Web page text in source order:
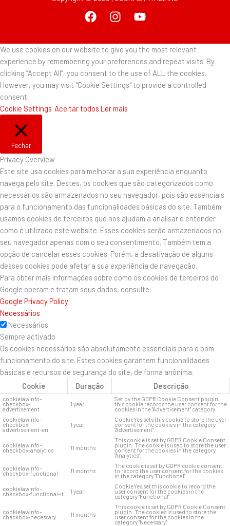
We use cookies on our website to give you the most relevant
experience by remembering your preferences and repeat visits. By
clicking “Accept All”, you consent to the use of ALL the cookies.
However, you may visit "Cookie Settings" to provide a controlled
consent.
Cookie Settings Aceitar todos Ler mais
Fechar
Privacy Overview
Este site usa cookies para melhorar a sua experiência enquanto
navega pelo site. Destes, os cookies que são categorizados como
necessários são armazenados no seu navegador, pois são essenciais
para o funcionamento das funcionalidades básicas do site. Também
usamos cookies de terceiros que nos ajudam a analisar e entender
como é utilizado este website. Esses cookies serão armazenados no
seu navegador apenas com o seu consentimento. Também tem a
opção de cancelar esses cookies. Porém, a desativação de alguns
desses cookies pode afetar a sua experiência de navegação.
Para obter mais informações sobre como os cookies de terceiros do
Google operam e tratam seus dados, consulte:
Google Privacy Policy
Necessários
Necessários
Sempre activado
Os cookies necessários são absolutamente essenciais para o bom
funcionamento do site. Estes cookies garantem funcionalidades
básicas e recursos de segurança do site, de forma anônima.
Cookie
Duração Descrição
cookielawinfo-
checkbox-
advertisement
1 year
Set by the GDPR Cookie Consent plugin,
this cookie records the user consent for the
cookies in the "Advertisement" category.
cookielawinfo-
checkbox-
advertisement-en
1 year
CookieYes sets this cookie to store the user
consent for the cookies in the category
"Advertisement".
cookielawinfo-
checkbox-analytics 11 months
This cookie is set by GDPR Cookie Consent
plugin. The cookie is used to store the user
consent for the cookies in the category
"Analytics".
cookielawinfo-
checkbox-functional 11 months
The cookie is set by GDPR cookie consent
to record the user consent for the cookies
in the category "Functional".
cookielawinfo-
checkbox-functional-it 1 year
CookieYes set this cookie to record the
user consent for the cookies in the
category "Functional".
cookielawinfo-
checkbox-necessary 11 months
This cookie is set by GDPR Cookie Consent
plugin. The cookies is used to store the
user consent for the cookies in the
category "Necessary".